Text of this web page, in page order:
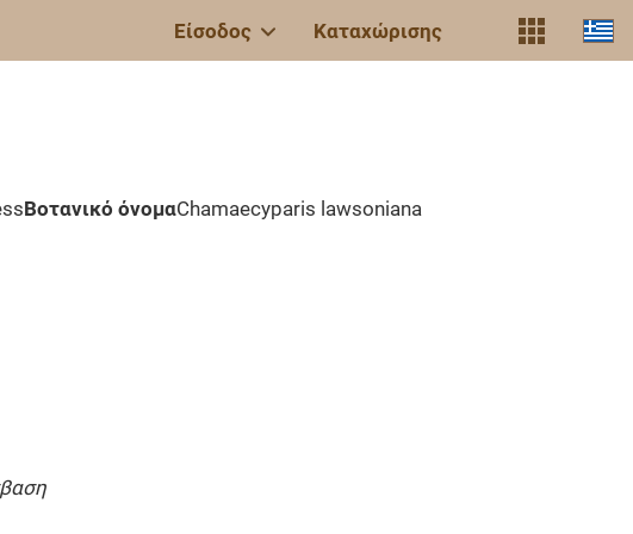
Είσοδος Καταχώρισης
Βοτανικό όνομαChamaecyparis lawsoniana